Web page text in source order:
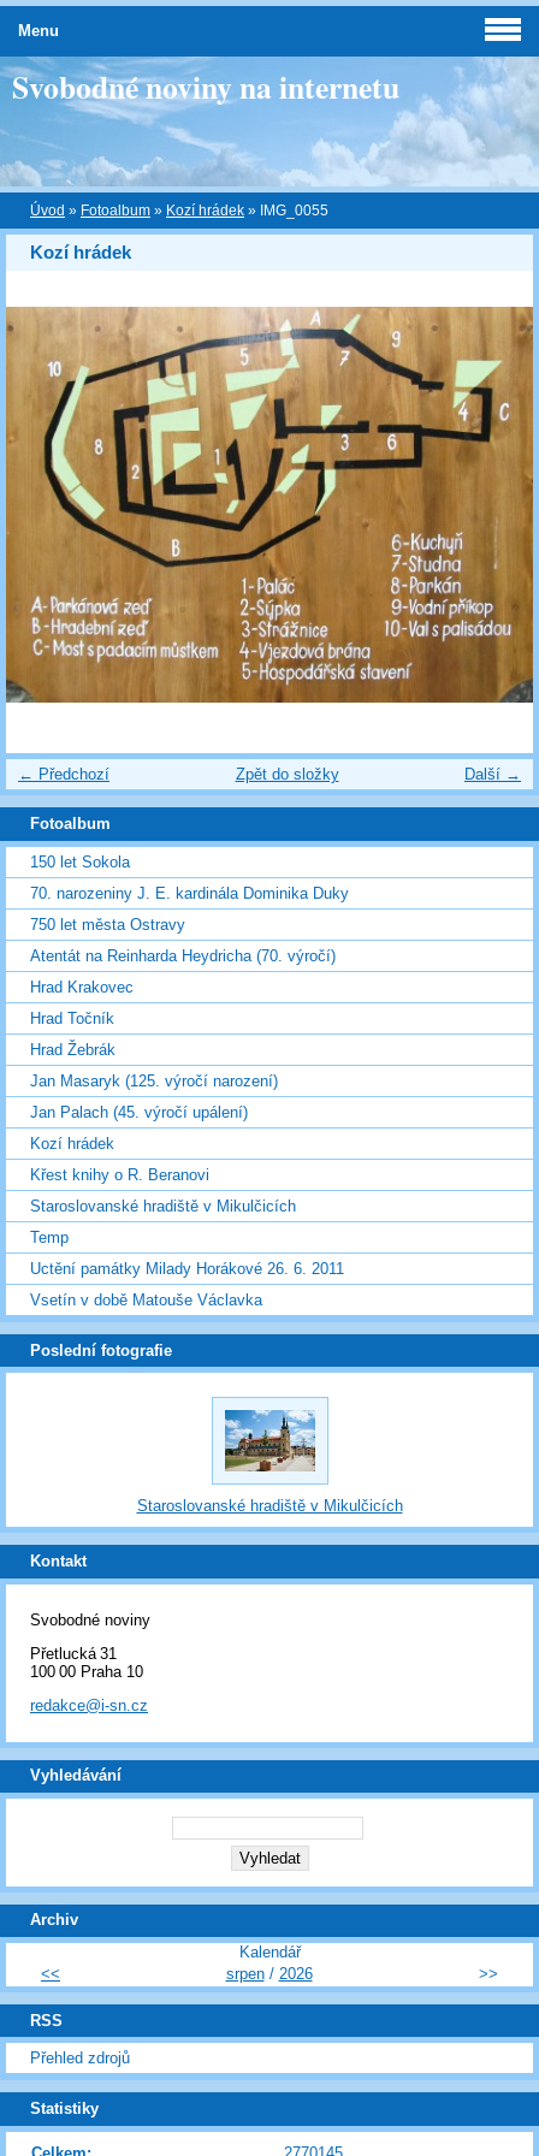
Svobodné noviny na internetu
Úvod » Fotoalbum » Kozí hrádek » IMG_0055
Kozí hrádek
← Předchozí Další →
Zpět do složky
Menu
Fotoalbum
150 let Sokola
70. narozeniny J. E. kardinála Dominika Duky
750 let města Ostravy
Atentát na Reinharda Heydricha (70. výročí)
Hrad Krakovec
Hrad Točník
Hrad Žebrák
Jan Masaryk (125. výročí narození)
Jan Palach (45. výročí upálení)
Kozí hrádek
Křest knihy o R. Beranovi
Staroslovanské hradiště v Mikulčicích
Temp
Uctění památky Milady Horákové 26. 6. 2011
Vsetín v době Matouše Václavka
Poslední fotografie
Staroslovanské hradiště v Mikulčicích
Kontakt
Svobodné noviny
Přetlucká 31
100 00 Praha 10
redakce@i-sn.cz
Vyhledávání
Archiv
Kalendář
<<
srpen/ 2026 >>
RSS
Přehled zdrojů
Statistiky